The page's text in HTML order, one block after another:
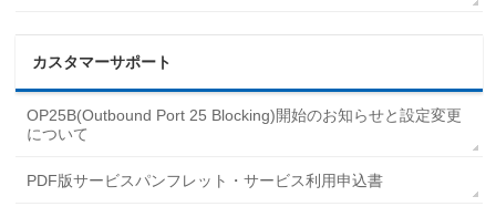
カスタマーサポート
OP25B(Outbound Port 25 Blocking)開始のお知らせと設定変更
について
PDF版サービスパンフレット・サービス利用申込書